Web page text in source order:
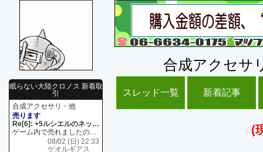
眠らない大陸クロノス 新着取
引
合成アクセサリ・他
売ります
Re[6]: +5ルシエルのネックレス
ゲーム内で売れましたので 在庫がネク1 リング4 となります リングのお値段は80G といたします
08/02 (日) 22:33
ゲオルギアス
合成アクセサ
スレッド一覧 新着記事
(